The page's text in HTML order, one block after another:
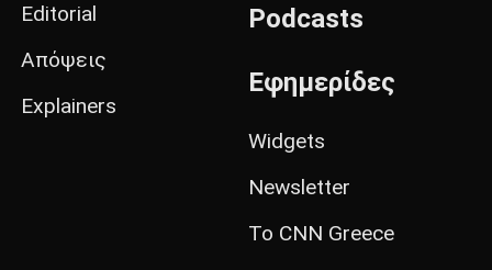
Editorial
Απόψεις
Explainers
Podcasts
Εφημερίδες
Widgets
Newsletter
Το CNN Greece